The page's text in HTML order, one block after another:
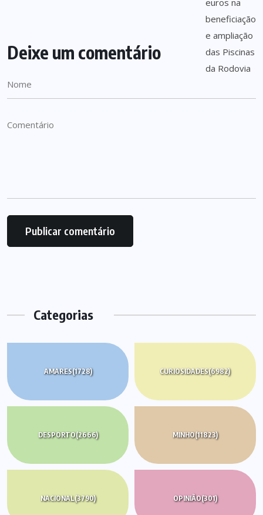
Deixe um comentário
Categorias
AMARES(1728) CURIOSIDADES(6982)
DESPORTO(2666) MINHO(11823)
NACIONAL(3790) OPINIÃO(301)